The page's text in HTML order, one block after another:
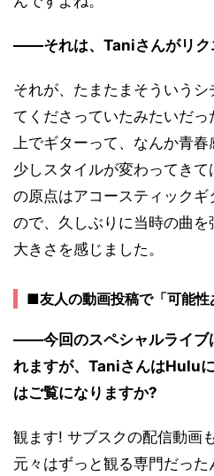
――それは、Taniさんがリク
それが、たまたまそういう
てくださっていたみたいだ
上でギターって、なんか青
少しスタイルが変わってき
の原点はアコースティック
ので、久しぶりに当時の曲
大きさを感じました。
■友人の動画投稿で「可能性
――今回のスペシャルライブ
れますが、TaniさんはHulu
はご覧になりますか?
観ます! サブスクの配信動画
元々はずっと観る専門だっ